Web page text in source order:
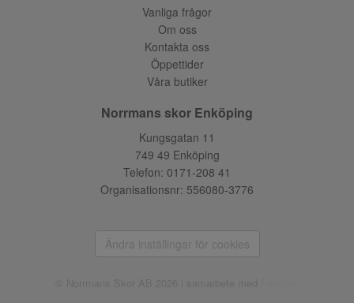
Vanliga frågor
Om oss
Kontakta oss
Öppettider
Våra butiker
Norrmans skor Enköping
Kungsgatan 11
749 49 Enköping
Telefon: 0171-208 41
Organisationsnr: 556080-3776
Ändra inställingar för cookies